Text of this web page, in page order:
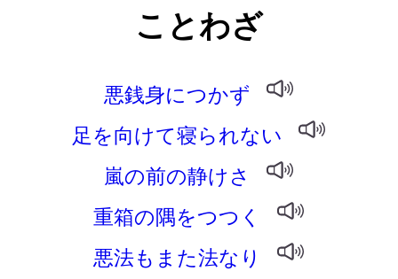
ことわざ
悪銭身につかず
足を向けて寝られない
嵐の前の静けさ
重箱の隅をつつく
悪法もまた法なり